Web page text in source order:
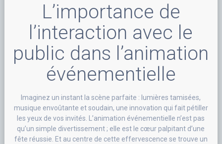
L’importance de
l’interaction avec le
public dans l’animation
événementielle
Imaginez un instant la scène parfaite : lumières tamisées,
musique envoûtante et soudain, une innovation qui fait pétiller
les yeux de vos invités. L’animation événementielle n’est pas
qu’un simple divertissement ; elle est le cœur palpitant d’une
fête réussie. Et au centre de cette effervescence se trouve un